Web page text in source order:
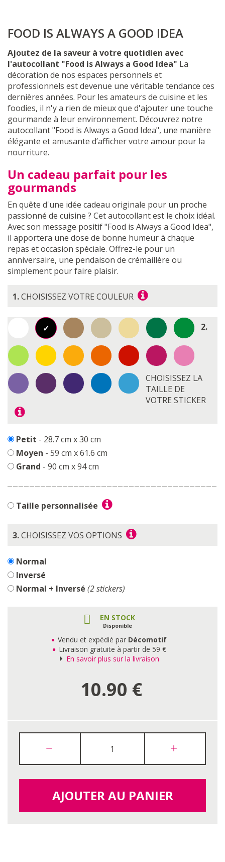
FOOD IS ALWAYS A GOOD IDEA
Ajoutez de la saveur à votre quotidien avec
l'autocollant "Food is Always a Good Idea" La
décoration de nos espaces personnels et
professionnels est devenue une véritable tendance ces
dernières années. Pour les amateurs de cuisine et les
foodies, il n'y a rien de mieux que d'ajouter une touche
gourmande à leur environnement. Découvrez notre
autocollant "Food is Always a Good Idea", une manière
élégante et amusante d’afficher votre amour pour la
nourriture.
Un cadeau parfait pour les
gourmands
En quête d'une idée cadeau originale pour un proche
passionné de cuisine ? Cet autocollant est le choix idéal.
Avec son message positif "Food is Always a Good Idea",
il apportera une dose de bonne humeur à chaque
repas et occasion spéciale. Offrez-le pour un
anniversaire, une pendaison de crémaillère ou
simplement pour faire plaisir.
1.CHOISISSEZ VOTRE COULEUR
2.
CHOISISSEZ LA
TAILLE DE
VOTRE STICKER
Petit - 28.7 cm x 30 cm
Moyen - 59 cm x 61.6 cm
Grand - 90 cm x 94 cm
Taille personnalisée
3.CHOISISSEZ VOS OPTIONS
Normal
Inversé
Normal + Inversé (2 stickers)
EN STOCK
Disponible
Vendu et expédié par Décomotif
Livraison gratuite à partir de 59 €
En savoir plus sur la livraison
10.90 €
AJOUTER AU PANIER